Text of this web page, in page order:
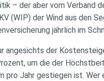
– der aber vom Verband
(WIP) der Wind aus den
jährlich im
angesichts der
um die der
pro Jahr gestiegen ist. Wer